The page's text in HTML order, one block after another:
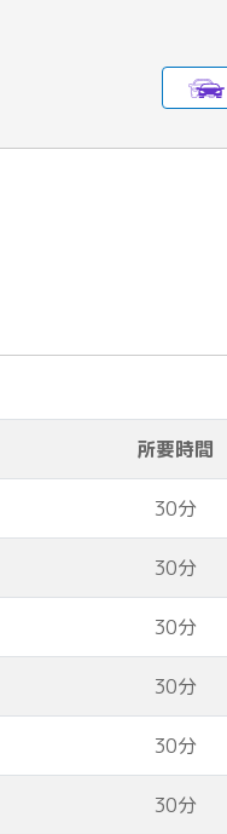
所要時間
30分
30分
30分
30分
30分
30分